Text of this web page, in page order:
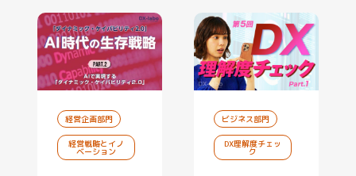
経営企画部門
経営戦略とイノ
ベーション
ビジネス部門
DX理解度チェッ
ク